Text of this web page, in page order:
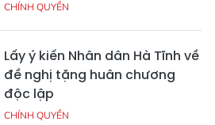
CHÍNH QUYỀN
Lấy ý kiến Nhân dân Hà Tĩnh về
đề nghị tặng huân chương
độc lập
CHÍNH QUYỀN